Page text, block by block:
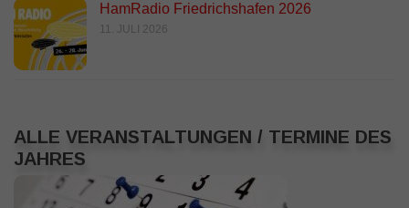
HamRadio Friedrichshafen 2026
11. JULI 2026
ALLE VERANSTALTUNGEN / TERMINE DES
JAHRES